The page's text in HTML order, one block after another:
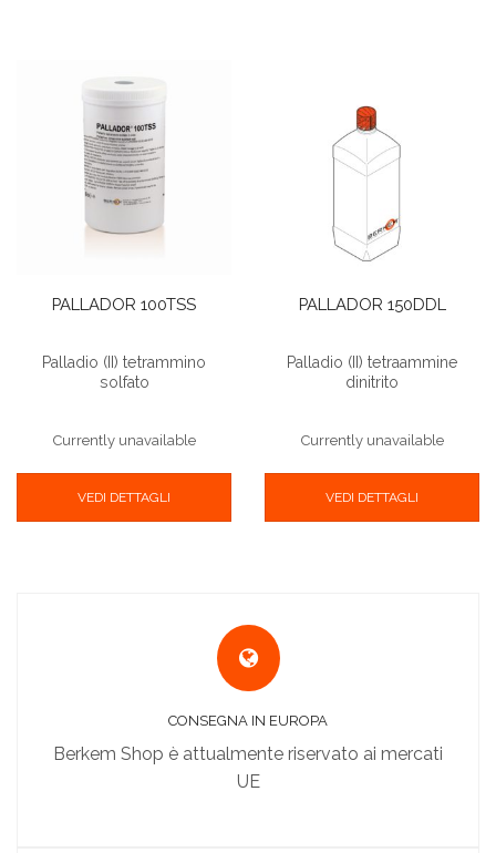
PALLADOR 100TSS
Palladio (II) tetrammino
solfato
Currently unavailable
VEDI DETTAGLI
PALLADOR 150DDL
Palladio (II) tetraammine
dinitrito
Currently unavailable
VEDI DETTAGLI
CONSEGNA IN EUROPA
Berkem Shop è attualmente riservato ai mercati
UE